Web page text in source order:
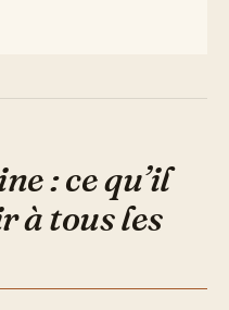
: ce qu’il
à tous les